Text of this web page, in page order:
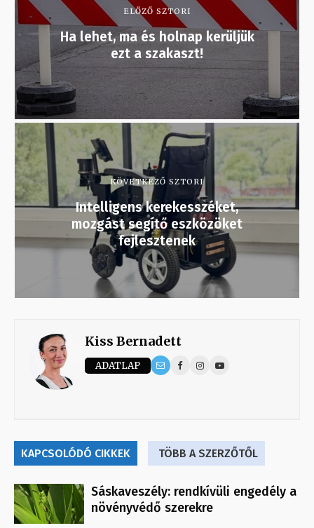
ELŐZŐ SZTORI
Ha lehet, ma és holnap kerüljük
ezt a szakaszt!
KÖVETKEZŐ SZTORI
Intelligens kerekesszéket,
mozgást segítő eszközöket
fejlesztenek
Kiss Bernadett
ADATLAP
KAPCSOLÓDÓ CIKKEK TÖBB A SZERZŐTŐL
Sáskaveszély: rendkívüli engedély a
növényvédő szerekre